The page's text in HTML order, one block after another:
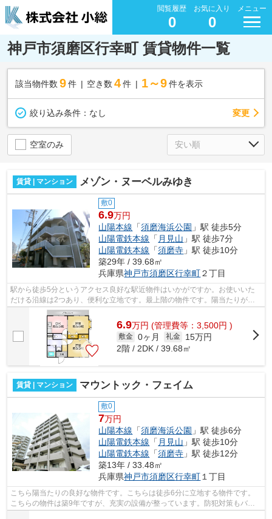
閲覧履歴
0
お気に入り
0
メニュー
神戸市須磨区行幸町 賃貸物件一覧
該当物件数 9件 空き数 4 件 1～9 件を表示
絞り込み条件： なし 変更
空室のみ
賃貸 | マンション メゾン・ヌーベルみゆき
敷0
6.9万円
山陽本線 「須磨海浜公園 」駅 徒歩5分
山陽電鉄本線 「 月見山 」駅 徒歩7分
山陽電鉄本線 「須磨寺 」駅 徒歩10分
築29年 / 39.68㎡
兵庫県神戸市須磨区行幸町２丁目
駅から徒歩5分というアクセス良好な駅近物件はいかがですか。お使いいた
だける沿線は2つあり、便利な立地です。最上階の物件です。陽当たりが良
好な物件です。小総なら、神戸市須磨区...
6.9万円 (管理費等：3,500円 )
敷金 0ヶ月 礼金
15万円
2階 / 2DK / 39.68㎡
賃貸 | マンション マウントック・フェイム
敷0
7万円
山陽本線 「須磨海浜公園 」駅 徒歩6分
山陽電鉄本線 「 月見山 」駅 徒歩10分
山陽電鉄本線 「須磨寺 」駅 徒歩12分
築13年 / 33.48㎡
兵庫県神戸市須磨区行幸町 １丁目
こちら陽当たりの良好な物件です。こちらは徒歩6分に立地する物件です。
こちらの物件は築9年ですが、充実の設備が整っています。防犯対策もバッ